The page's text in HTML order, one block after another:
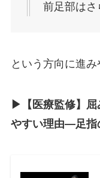
前足部はさ
という方向に進み
▶︎ 【医療監修】
やすい理由―足指